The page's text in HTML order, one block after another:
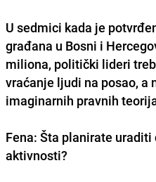
U sedmici kada je
građana u Bosni i
miliona, politički lideri
vraćanje ljudi na posao, a
imaginarnih pravnih
Fena: Šta planirate
aktivnosti?